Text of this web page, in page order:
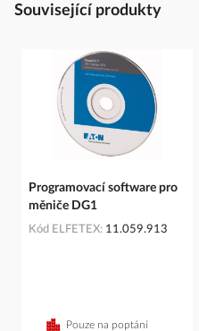
Související produkty
Programovací software pro
měniče DG1
Kód ELFETEX 11.059.913
Pouze na poptání